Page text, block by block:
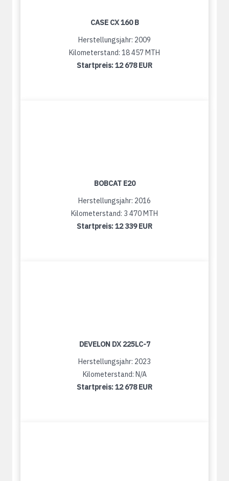
CASE CX 160 B
Herstellungsjahr: 2009
Kilometerstand: 18 457 MTH
Startpreis:12 678 EUR
BOBCAT E20
Herstellungsjahr: 2016
Kilometerstand: 3 470 MTH
Startpreis:12 339 EUR
DEVELON DX 225LC-7
Herstellungsjahr: 2023
Kilometerstand: N/A
Startpreis:12 678 EUR